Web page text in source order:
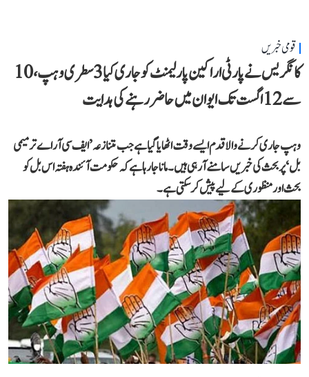
قومی خبریں
کانگریس نے پارٹی اراکین پارلیمنٹ کو جاری کیا 3 سطری وہپ، 10
سے 12 اگست تک ایوان میں حاضر رہنے کی ہدایت
وہپ جاری کرنے والا قدم ایسے وقت اٹھایا گیا ہے جب متنازعہ ’ایف سی آر اے ترمیمی
بل‘ پر بحث کی خبریں سامنے آ رہی ہیں۔ مانا جا رہا ہے کہ حکومت آئندہ ہفتہ اس بل کو
بحث اور منظوری کے لیے پیش کر سکتی ہے۔